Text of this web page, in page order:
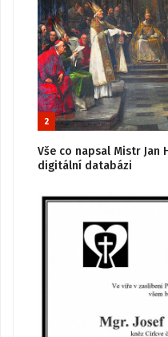
2
Vše co napsal Mistr Jan
digitální databázi